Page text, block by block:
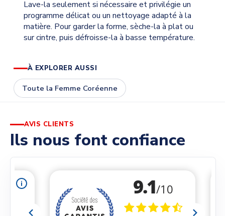
Lave-la seulement si nécessaire et privilégie un
programme délicat ou un nettoyage adapté à la
matière. Pour garder la forme, sèche-la à plat ou
sur cintre, puis défroisse-la à basse température.
À EXPLORER AUSSI
Toute la Femme Coréenne
AVIS CLIENTS
Ils nous font confiance